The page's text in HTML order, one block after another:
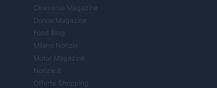
Cineverse Magazine
Donne Magazine
Food Blog
Milano Notizie
Motor Magazine
Notizie.it
Offerte Shopping